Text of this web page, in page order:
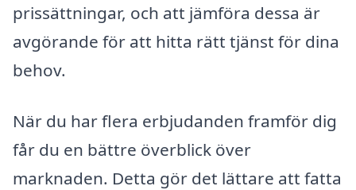
prissättningar, och att jämföra dessa är
avgörande för att hitta rätt tjänst för dina
behov.
När du har flera erbjudanden framför dig
får du en bättre överblick över
marknaden. Detta gör det lättare att fatta